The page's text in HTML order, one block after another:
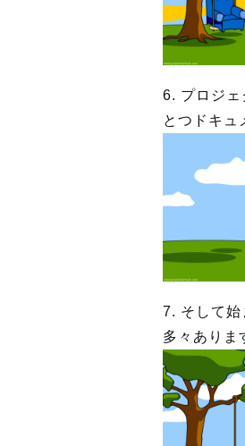
6. プロジ
とつドキュ
7. そして始
多々ありま